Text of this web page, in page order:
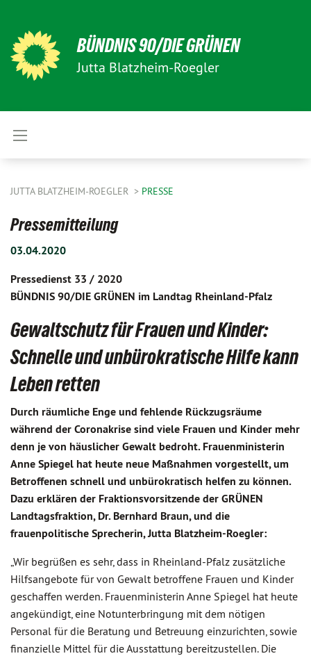
BÜNDNIS 90/DIE GRÜNEN
Jutta Blatzheim-Roegler
JUTTA BLATZHEIM-ROEGLER PRESSE
Pressemitteilung
03.04.2020
Pressedienst 33 / 2020
BÜNDNIS 90/DIE GRÜNEN im Landtag Rheinland-Pfalz
Gewaltschutz für Frauen und Kinder:
Schnelle und unbürokratische Hilfe kann
Leben retten
Durch räumliche Enge und fehlende Rückzugsräume
während der Coronakrise sind viele Frauen und Kinder mehr
denn je von häuslicher Gewalt bedroht. Frauenministerin
Anne Spiegel hat heute neue Maßnahmen vorgestellt, um
Betroffenen schnell und unbürokratisch helfen zu können.
Dazu erklären der Fraktionsvorsitzende der GRÜNEN
Landtagsfraktion, Dr. Bernhard Braun, und die
frauenpolitische Sprecherin, Jutta Blatzheim-Roegler:
„Wir begrüßen es sehr, dass in Rheinland-Pfalz zusätzliche
Hilfsangebote für von Gewalt betroffene Frauen und Kinder
geschaffen werden. Frauenministerin Anne Spiegel hat heute
angekündigt, eine Notunterbringung mit dem nötigen
Personal für die Beratung und Betreuung einzurichten, sowie
finanzielle Mittel für die Ausstattung bereitzustellen. Die